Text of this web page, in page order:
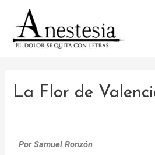
La Flor de
Por Samuel Ronzón